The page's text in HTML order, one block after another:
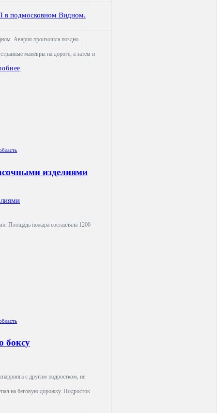
Авария произошла поздно
манëвры на дороге, а затем и
изделиями
Площадь пожара составляла 1200
боксу
с другим подростком, не
на беговую дорожку. Подросток